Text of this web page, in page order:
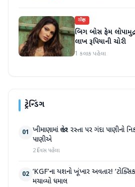
રાષ્ટ્રીય
બિગ બોસ ફેમ
લાખ રૂપિયાની ચોરી
1 કલાક પહેલા
ટ્રેન્ડિંગ
01 ખીમાણામાં જાહેર રસ્તા પર ગંદા પાણીનો
પાણીએ
2 દિવસ પહેલા
02 ‘KGF’ના યશનો ખૂંખાર અવતાર!
મચાવ્યો ધમાલ